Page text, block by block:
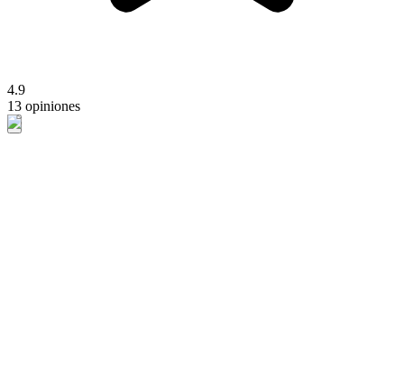
4.9
13 opiniones